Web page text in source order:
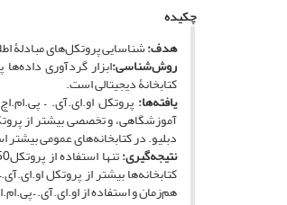
چکیده
هدف:شناسایی پروتکل‌های مبادلۀ
روش‌شناسی:
کتابخانۀ دیجیتالی است.
یافته‌ها:
دبلیو. در کتابخانه‌های عمومی
نتیجه‌گیری:
هم‌زمان و استفاده از او.ای.آی. –